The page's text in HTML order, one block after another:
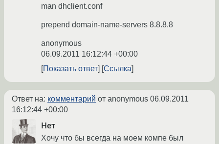
man dhclient.conf
prepend domain-name-servers 8.8.8.8
anonymous
06.09.2011 16:12:44 +00:00
Показать ответ
Ссылка
Ответ на: комментарий от anonymous 06.09.2011
16:12:44 +00:00
Нет
Хочу что бы всегда на моем компе был